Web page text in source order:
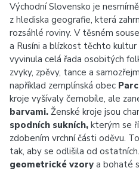
Východní Slovensko je
z hlediska geografie, která
rozsáhlé roviny. V těsném
a Rusíni a blízkost těchto
vyvinula celá řada osobitých
zvyky, zpěvy, tance a
například zemplínská obec
kroje vyšívaly černobíle, ale
barvami. Ženské kroje jsou
spodních sukních, kterým se
zdobením vrchní části oděvu.
tak, aby se odlišila od ostatních.
geometrické vzory a bohaté